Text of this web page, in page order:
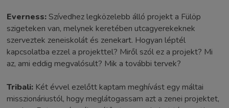
Everness: Szívedhez legközelebb álló projekt a Fülöp
szigeteken van, melynek keretében utcagyerekeknek
szerveztek zeneiskolát és zenekart. Hogyan léptél
kapcsolatba ezzel a projekttel? Miről szól ez a projekt? Mi
az, ami eddig megvalósult? Mik a további tervek?
Tribali: Két évvel ezelőtt kaptam meghívást egy máltai
misszionáriustól, hogy meglátogassam azt a zenei projektet,